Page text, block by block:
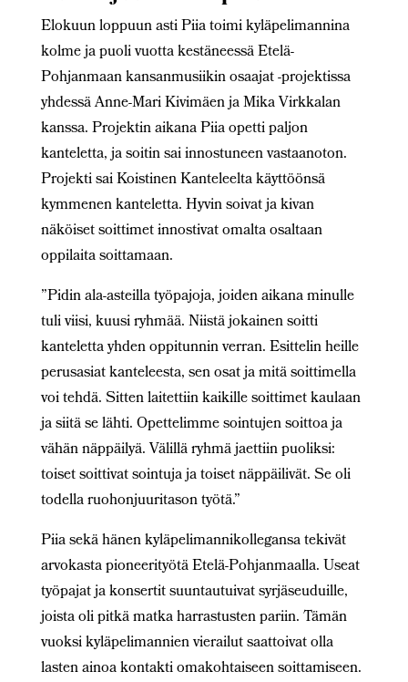
Elokuun loppuun asti Piia toimi kyläpelimannina
kolme ja puoli vuotta kestäneessä Etelä-
Pohjanmaan kansanmusiikin osaajat -projektissa
yhdessä Anne-Mari Kivimäen ja Mika Virkkalan
kanssa. Projektin aikana Piia opetti paljon
kanteletta, ja soitin sai innostuneen vastaanoton.
Projekti sai Koistinen Kanteleelta käyttöönsä
kymmenen kanteletta. Hyvin soivat ja kivan
näköiset soittimet innostivat omalta osaltaan
oppilaita soittamaan.
”Pidin ala-asteilla työpajoja, joiden aikana minulle
tuli viisi, kuusi ryhmää. Niistä jokainen soitti
kanteletta yhden oppitunnin verran. Esittelin heille
perusasiat kanteleesta, sen osat ja mitä soittimella
voi tehdä. Sitten laitettiin kaikille soittimet kaulaan
ja siitä se lähti. Opettelimme sointujen soittoa ja
vähän näppäilyä. Välillä ryhmä jaettiin puoliksi:
toiset soittivat sointuja ja toiset näppäilivät. Se oli
todella ruohonjuuritason työtä.”
Piia sekä hänen kyläpelimannikollegansa tekivät
arvokasta pioneerityötä Etelä-Pohjanmaalla. Useat
työpajat ja konsertit suuntautuivat syrjäseuduille,
joista oli pitkä matka harrastusten pariin. Tämän
vuoksi kyläpelimannien vierailut saattoivat olla
lasten ainoa kontakti omakohtaiseen soittamiseen.